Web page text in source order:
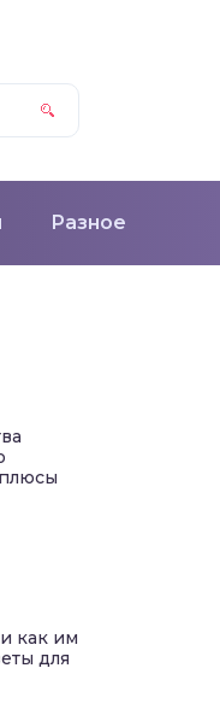
Разное
как им
для